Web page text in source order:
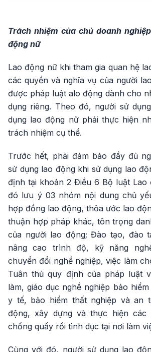
Trách nhiệm của chủ doanh
động nữ
Lao động nữ khi tham gia quan hệ
các quyền và nghĩa vụ của người
được pháp luật alo động dành cho
dụng riêng. Theo đó, người sử
dụng lao động nữ phải thực hiện
trách nhiệm cụ thể.
Trước hết, phải đảm bảo đầy đủ
sử dụng lao động khi sử dụng lao
định tại khoản 2 Điều 6 Bộ luật Lao
đó lưu ý 03 nhóm nội dung chủ
hợp đồng lao động, thỏa ước lao
thuận hợp pháp khác, tôn trọng
của người lao động; Đào tạo, đào
nâng cao trình độ, kỹ năng
chuyển đổi nghề nghiệp, việc làm
Tuân thủ quy định của pháp luật
làm, giáo dục nghề nghiệp bảo
y tế, bảo hiểm thất nghiệp và an
động, xây dựng và thực hiện các
chống quấy rối tình dục tại nơi làm
Cùng với đó, người sử dụng lao